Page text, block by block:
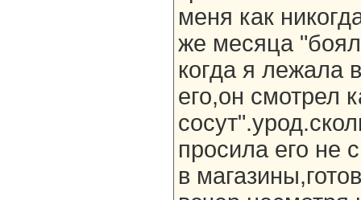
меня как
же месяца
когда я лежала
его,он смотрел
просила его не
в